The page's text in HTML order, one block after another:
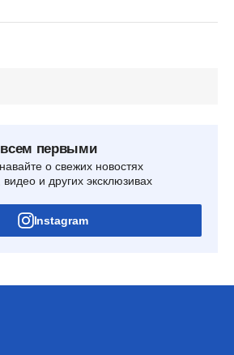
всем первыми
о свежих новостях
и других эксклюзивах
Instagram